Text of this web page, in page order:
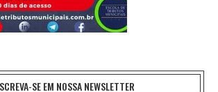
SE EM NOSSA NEWSLETTER